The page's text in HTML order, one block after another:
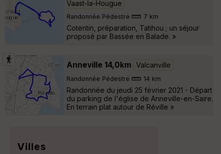
Vaast-la-Hougue
Randonnée Pédestre 7 km
Cotentin, préparation, Tatihou ; un séjour
proposé par Bassée en Balade. »
Anneville 14,0km Valcanville
Randonnée Pédestre 14 km
Randonnée du jeudi 25 février 2021 - Départ
du parking de l'église de Anneville-en-Saire.
En terrain plat autour de Réville »
Villes